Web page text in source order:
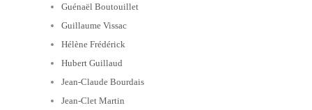
Guénaël Boutouillet
Guillaume Vissac
Hélène Frédérick
Hubert Guillaud
Jean-Claude Bourdais
Jean-Clet Martin